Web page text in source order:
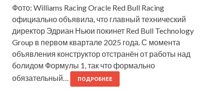
Фото: Williams Racing Oracle Red Bull Racing
официально объявила, что главный технический
директор Эдриан Ньюи покинет Red Bull Technology
Group в первом квартале 2025 года. С момента
объявления конструктор отстранён от работы над
болидом Формулы 1, так что формально
обязательный…
ПОДРОБНЕЕ